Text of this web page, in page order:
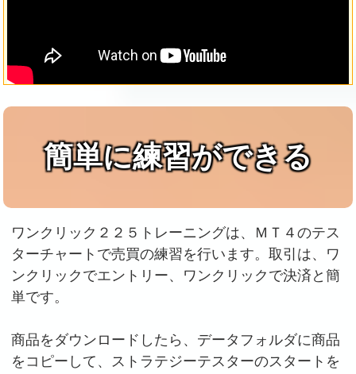
簡単に練習ができる
ワンクリック２２５トレーニングは、ＭＴ４のテス
ターチャートで売買の練習を行います。取引は、ワ
ンクリックでエントリー、ワンクリックで決済と簡
単です。
商品をダウンロードしたら、データフォルダに商品
をコピーして、ストラテジーテスターのスタートを